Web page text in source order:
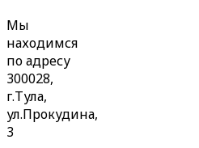
Мы
находимся
по адресу
300028,
г.Тула,
ул.Прокудина,
3